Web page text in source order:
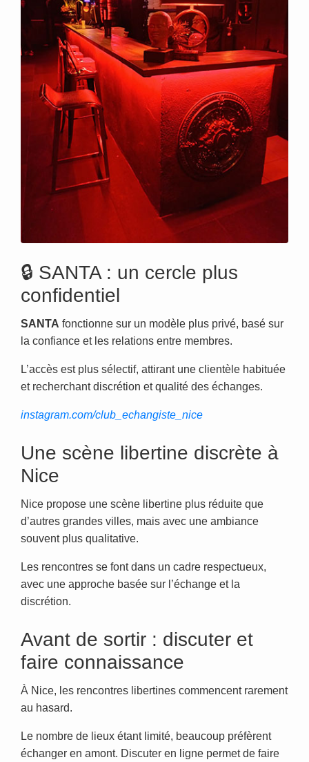
🔒 SANTA : un cercle plus
confidentiel
SANTA fonctionne sur un modèle plus privé, basé sur
la confiance et les relations entre membres.
L’accès est plus sélectif, attirant une clientèle habituée
et recherchant discrétion et qualité des échanges.
instagram.com/club_echangiste_nice
Une scène libertine discrète à
Nice
Nice propose une scène libertine plus réduite que
d’autres grandes villes, mais avec une ambiance
souvent plus qualitative.
Les rencontres se font dans un cadre respectueux,
avec une approche basée sur l’échange et la
discrétion.
Avant de sortir : discuter et
faire connaissance
À Nice, les rencontres libertines commencent rarement
au hasard.
Le nombre de lieux étant limité, beaucoup préfèrent
échanger en amont. Discuter en ligne permet de faire